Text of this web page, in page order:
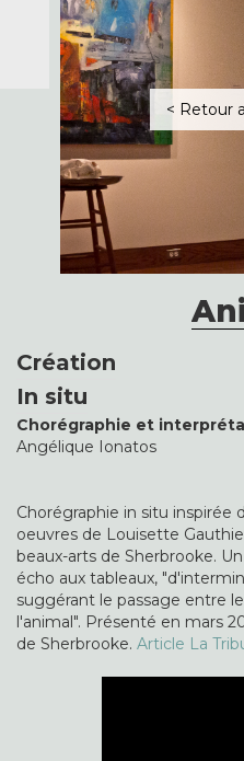
Création
In situ
Chorégraphie et
Angélique Ionatos
Chorégraphie in situ inspirée
oeuvres de Louisette
beaux-arts de Sherbrooke.
écho aux tableaux,
suggérant le passage entre
l'animal". Présenté en mars
de Sherbrooke. Article La
< Retour